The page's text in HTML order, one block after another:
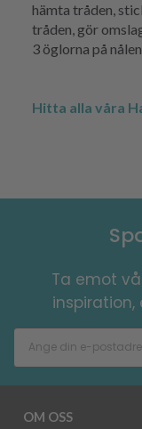
hämta tråden,
tråden, gör
3 öglorna på
Hitta alla våra
Ta emot
OM OSS